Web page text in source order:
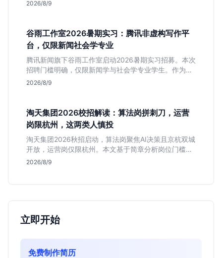
2026/8/9
谷雨工作室2026暑期实习：腾讯非虚构写作平
台，仅限新闻社会学专业
腾讯新闻旗下谷雨工作室启动2026暑期实习招募。本次
招聘门槛明确，仅限新闻学与社会学专业学生。作为深
耕非虚构写作的头部团队，该岗位提供独立发稿机会与
2026/8/9
淘天集团2026校招解读：算法岗拼刺刀，运营
岗限杭州，这两类人慎投
淘天集团2026秋招启动，算法岗聚焦AI决策且京杭双城
开放，运营岗仅限杭州。本文基于简章分析岗位门槛、
薪资行情及适合人群，帮应届生判断是否值得投递。
2026/8/9
立即开始
免费制作简历